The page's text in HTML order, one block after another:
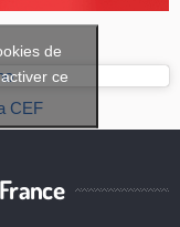
de
ce
CEF